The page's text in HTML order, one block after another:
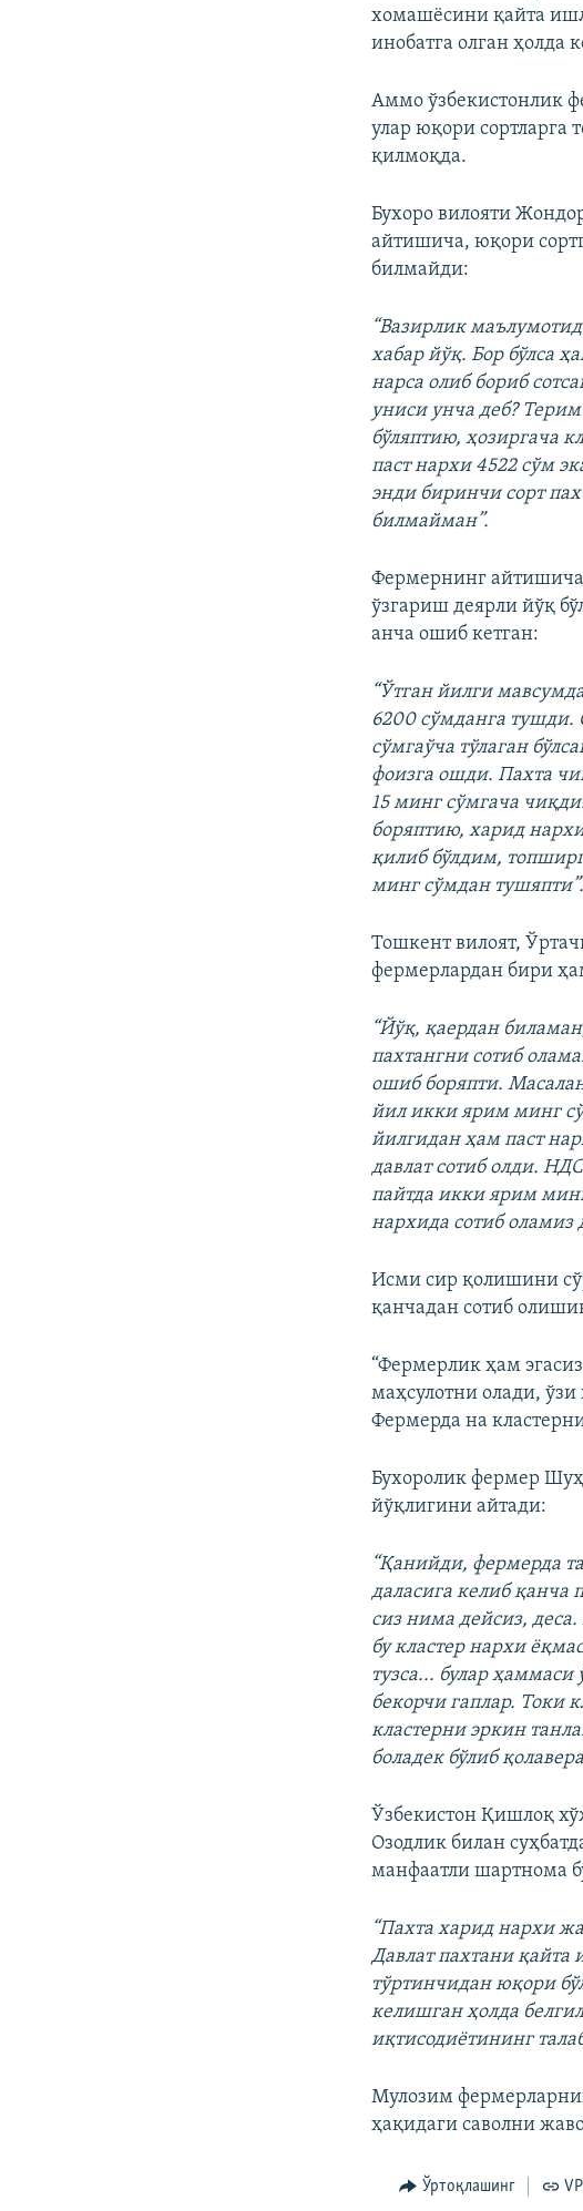
хомашёсини қайта
инобатга олган ҳолда
Аммо ўзбекистонлик
улар юқори
қилмоқда.
Бухоро вилояти
айтишича, юқори
билмайди:
“Вазирлик
хабар йўқ. Бор бўлса
нарса олиб бориб
униси унча деб?
бўляптию, ҳозиргача
паст нархи 4522 сўм
энди биринчи сорт
билмайман”.
Фермернинг
ўзгариш деярли йўқ
анча ошиб кетган:
“Ўтган йилги
6200 сўмданга тушди.
сўмгаўча тўлаган
фоизга ошди. Пахта
15 минг сўмгача
боряптию, харид
қилиб бўлдим,
минг сўмдан тушяпти”.
Тошкент вилоят,
фермерлардан бири
“Йўқ, қаердан
пахтангни сотиб
ошиб боряпти.
йил икки ярим минг
йилгидан ҳам паст
давлат сотиб олди.
пайтда икки ярим
нархида сотиб оламиз
Исми сир қолишини
қанчадан сотиб
“Фермерлик ҳам
маҳсулотни олади,
Фермерда на
Бухоролик фермер
йўқлигини айтади:
“Қанийди, фермерда
даласига келиб қанча
сиз нима дейсиз,
бу кластер нархи
тузса... булар
бекорчи гаплар. Токи
кластерни эркин
боладек бўлиб
Ўзбекистон Қишлоқ
Озодлик билан
манфаатли шартнома
“Пахта харид нархи
Давлат пахтани қайта
тўртинчидан юқори
келишган ҳолда
иқтисодиётининг
Мулозим
ҳақидаги саволни
Ўртоқлашинг